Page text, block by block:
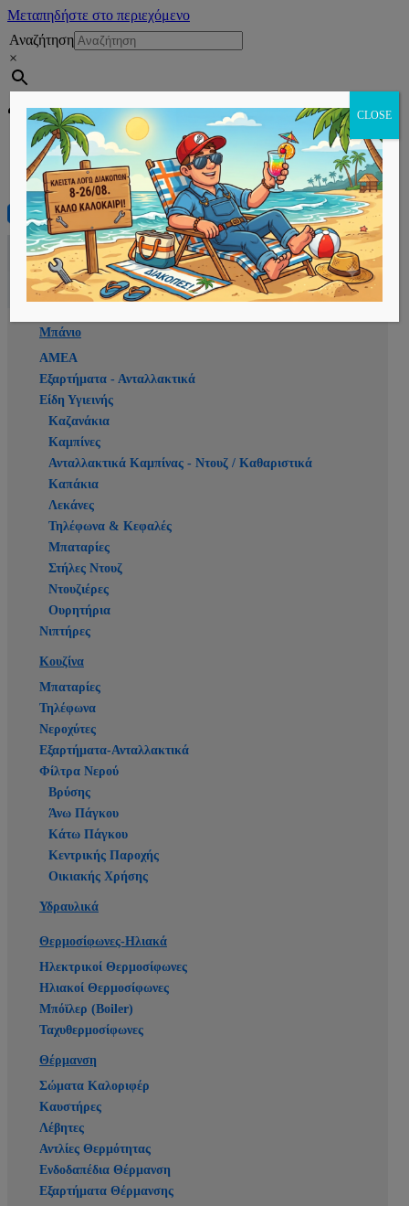
Μεταπηδήστε στο περιεχόμενο
Αναζήτηση
×
Εγγραφή
Αρχική
E-shop
Μπάνιο
ΑΜΕΑ
Εξαρτήματα - Ανταλλακτικά
Είδη Υγιεινής
Καζανάκια
Καμπίνες
Ανταλλακτικά Καμπίνας - Ντουζ / Καθαριστικά
Καπάκια
Λεκάνες
Τηλέφωνα & Κεφαλές
Μπαταρίες
Στήλες Ντουζ
Ντουζιέρες
Ουρητήρια
Νιπτήρες
Κουζίνα
Μπαταρίες
Τηλέφωνα
Νεροχύτες
Εξαρτήματα-Ανταλλακτικά
Φίλτρα Νερού
Βρύσης
Άνω Πάγκου
Κάτω Πάγκου
Κεντρικής Παροχής
Οικιακής Χρήσης
Υδραυλικά
Θερμοσίφωνες-Ηλιακά
Ηλεκτρικοί Θερμοσίφωνες
Ηλιακοί Θερμοσίφωνες
Μπόϊλερ (Boiler)
Ταχυθερμοσίφωνες
Θέρμανση
Σώματα Καλοριφέρ
Καυστήρες
Λέβητες
Αντλίες Θερμότητας
Ενδοδαπέδια Θέρμανση
Εξαρτήματα Θέρμανσης
CLOSE